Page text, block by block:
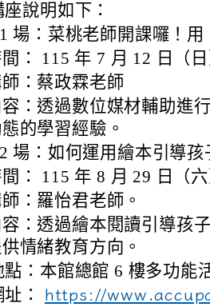
說明如下：
場：菜桃老師開課囉！
間： 115 年 7 月 12 日（
：蔡政霖老師
容：透過數位媒材輔助進
的學習經驗。
場：如何運用繪本引導孩
間： 115 年 8 月 29 日（
：羅怡君老師。
容：透過繪本閱讀引導孩
情緒教育方向。
點：本館總館 6 樓多功能
：
https://